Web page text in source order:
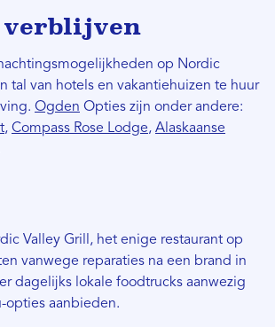
verblijven
op Nordic
tal van hotels en vakantiehuizen te huur
Ogden Opties zijn onder andere:
, Compass Rose Lodge, Alaskaanse
Valley Grill, het enige restaurant op
vanwege reparaties na een brand in
dagelijks lokale foodtrucks aanwezig
opties aanbieden.